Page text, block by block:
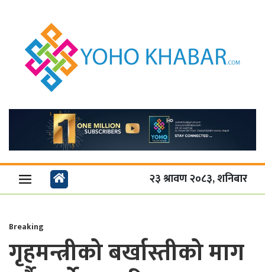
२३ श्रावण २०८३, शनिबार
Breaking
गृहमन्त्रीको बर्खास्तीको माग